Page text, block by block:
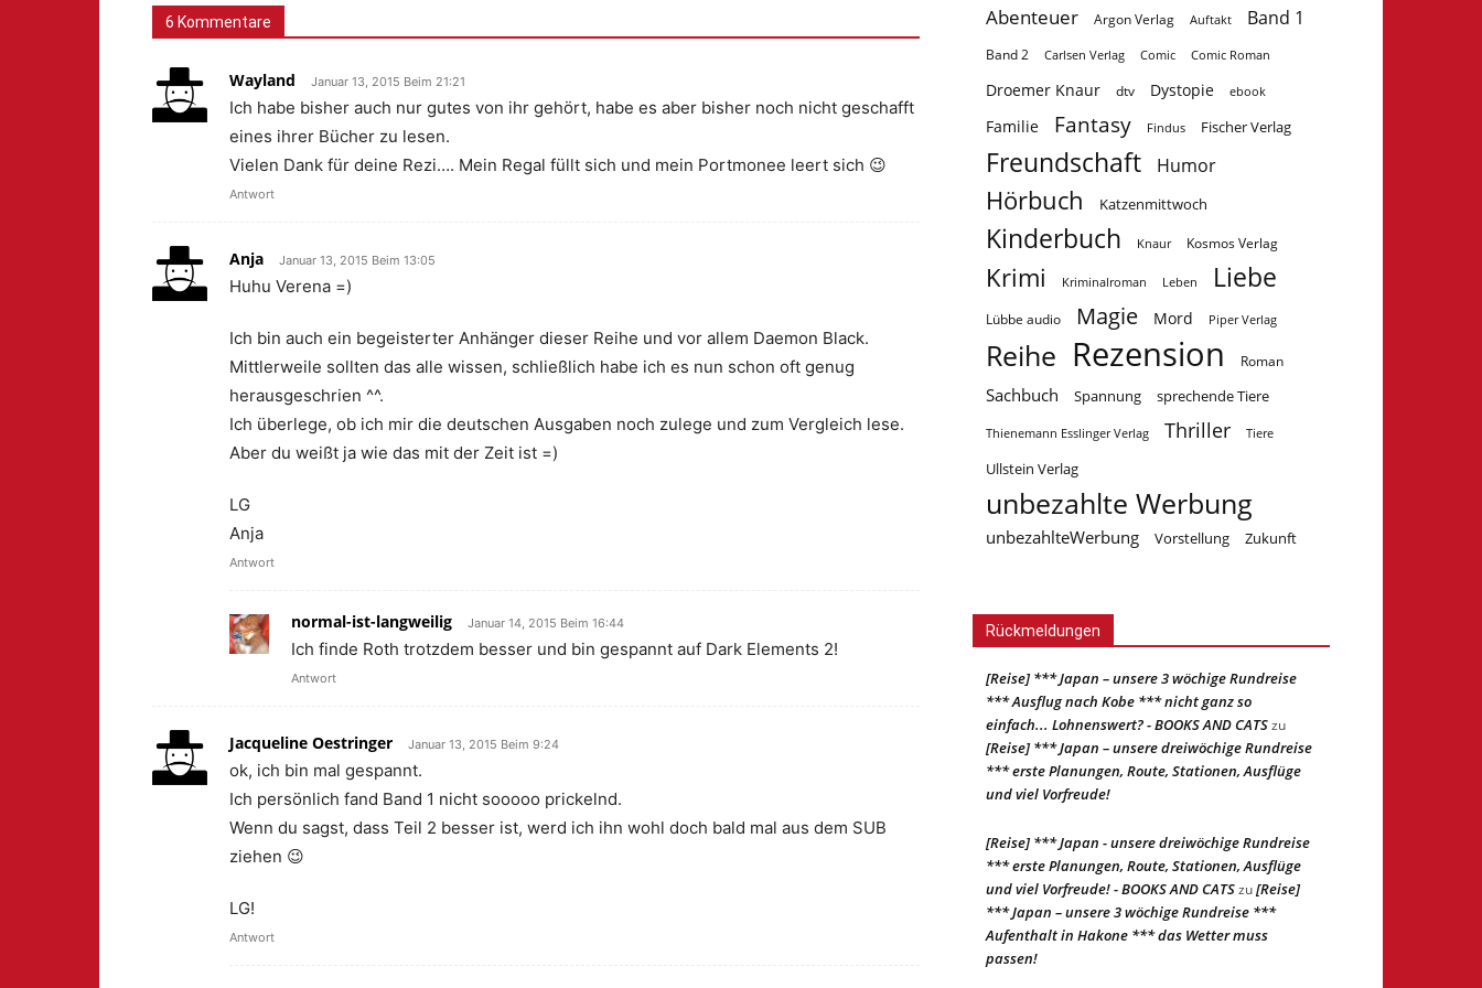
6 Kommentare
Wayland Januar 13, 2015 Beim 21:21
Ich habe bisher auch nur gutes von ihr gehört, habe es aber bisher noch nicht geschafft
eines ihrer Bücher zu lesen.
Vielen Dank für deine Rezi…. Mein Regal füllt sich und mein Portmonee leert sich 😉
Antwort
Anja Januar 13, 2015 Beim 13:05
Huhu Verena =)
Ich bin auch ein begeisterter Anhänger dieser Reihe und vor allem Daemon Black.
Mittlerweile sollten das alle wissen, schließlich habe ich es nun schon oft genug
herausgeschrien ^^.
Ich überlege, ob ich mir die deutschen Ausgaben noch zulege und zum Vergleich lese.
Aber du weißt ja wie das mit der Zeit ist =)
LG
Anja
Antwort
normal-ist-langweilig Januar 14, 2015 Beim 16:44
Ich finde Roth trotzdem besser und bin gespannt auf Dark Elements 2!
Antwort
Jacqueline Oestringer Januar 13, 2015 Beim 9:24
ok, ich bin mal gespannt.
Ich persönlich fand Band 1 nicht sooooo prickelnd.
Wenn du sagst, dass Teil 2 besser ist, werd ich ihn wohl doch bald mal aus dem SUB
ziehen 😉
LG!
Antwort
Abenteuer Argon Verlag Auftakt Band 1
Band 2 Carlsen Verlag Comic Comic Roman
Droemer Knaur dtv Dystopie ebook
Familie Fantasy Findus Fischer Verlag
Freundschaft Humor
Hörbuch Katzenmittwoch
Kinderbuch Knaur Kosmos Verlag
Krimi Kriminalroman Leben Liebe
Lübbe audio Magie Mord Piper Verlag
Reihe Rezension Roman
Sachbuch Spannung sprechende Tiere
Thienemann Esslinger Verlag Thriller Tiere
Ullstein Verlag
unbezahlte Werbung
unbezahlteWerbung Vorstellung Zukunft
Rückmeldungen
[Reise] *** Japan – unsere 3 wöchige Rundreise
*** Ausflug nach Kobe *** nicht ganz so
einfach... Lohnenswert? - BOOKS AND CATSzu
[Reise] *** Japan – unsere dreiwöchige Rundreise
*** erste Planungen, Route, Stationen, Ausflüge
und viel Vorfreude!
[Reise] *** Japan - unsere dreiwöchige Rundreise
*** erste Planungen, Route, Stationen, Ausflüge
und viel Vorfreude! - BOOKS AND CATSzu[Reise]
*** Japan – unsere 3 wöchige Rundreise ***
Aufenthalt in Hakone *** das Wetter muss
passen!